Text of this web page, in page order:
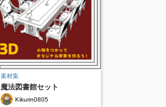
素材集
魔法図書館セット
Kikurin0805